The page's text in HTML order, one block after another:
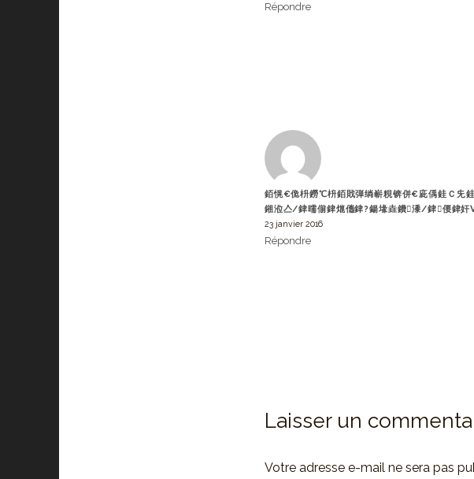
Répondre
銆愰€佹枡鐒℃枡銆戝弾绱嶄粯锛併€庛偊銈Ｃ兂
鎺涖亼/銉曘偂銉熴儶銉?鍚堟垚鐨潻/銉偠銉
23 janvier 2016
Répondre
Laisser un
Votre adresse e-mail ne sera pas